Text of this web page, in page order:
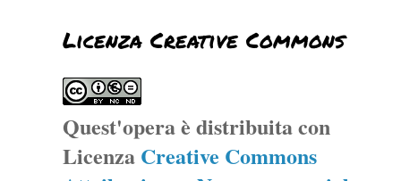
Licenza Creative Commons
Quest'opera è distribuita con
Licenza Creative Commons